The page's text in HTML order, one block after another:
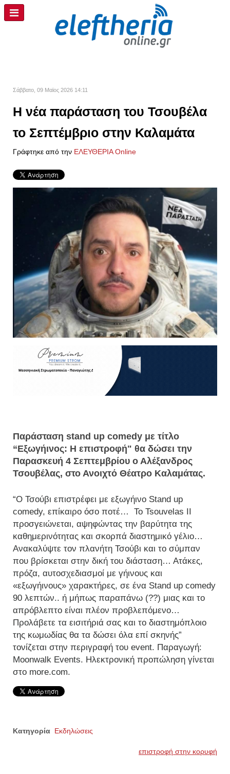
Σάββατο, 09 Μαϊος 2026 14:11
Η νέα παράσταση του Τσουβέλα
το Σεπτέμβριο στην Καλαμάτα
Γράφτηκε από την ΕΛΕΥΘΕΡΙΑ Online
Παράσταση stand up comedy με τίτλο
“Εξωγήινος: Η επιστροφή" θα δώσει την
Παρασκευή 4 Σεπτεμβρίου ο Αλέξανδρος
Τσουβέλας, στο Ανοιχτό Θέατρο Καλαμάτας.
“Ο Τσούβι επιστρέφει με εξωγήινο Stand up
comedy, επίκαιρο όσο ποτέ… Το Tsouvelas II
προσγειώνεται, αψηφώντας την βαρύτητα της
καθημερινότητας και σκορπά διαστημικό γέλιο…
Ανακαλύψτε τον πλανήτη Τσούβι και το σύμπαν
που βρίσκεται στην δική του διάσταση… Ατάκες,
πρόζα, αυτοσχεδιασμοί με γήινους και
«εξωγήινους» χαρακτήρες, σε ένα Stand up comedy
90 λεπτών.. ή μήπως παραπάνω (??) μιας και το
απρόβλεπτο είναι πλέον προβλεπόμενο…
Προλάβετε τα εισιτήριά σας και το διαστημόπλοιο
της κωμωδίας θα τα δώσει όλα επί σκηνής”
τονίζεται στην περιγραφή του event. Παραγωγή:
Moonwalk Events. Ηλεκτρονική προπώληση γίνεται
στο more.com.
Κατηγορία Εκδηλώσεις
επιστροφή στην κορυφή